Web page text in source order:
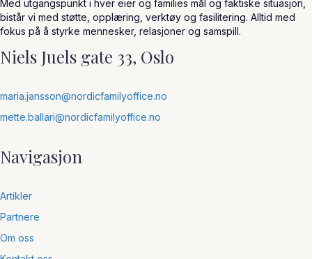
Med utgangspunkt i hver eier og families mål og faktiske situasjon,
bistår vi med støtte, opplæring, verktøy og fasilitering. Alltid med
fokus på å styrke mennesker, relasjoner og samspill.
Niels Juels gate 33, Oslo
maria.jansson@nordicfamilyoffice.no
mette.ballari@nordicfamilyoffice.no
Navigasjon
Artikler
Partnere
Om oss